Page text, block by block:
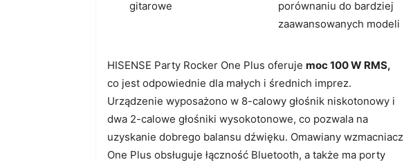
HISENSE Party Rocker One Plus oferuje moc 100 W RMS,
co jest odpowiednie dla małych i średnich imprez.
Urządzenie wyposażono w 8-calowy głośnik niskotonowy i
dwa 2-calowe głośniki wysokotonowe, co pozwala na
uzyskanie dobrego balansu dźwięku. Omawiany wzmacniacz
One Plus obsługuje łączność Bluetooth, a także ma porty
gitarowe
porównaniu do bardziej
zaawansowanych modeli